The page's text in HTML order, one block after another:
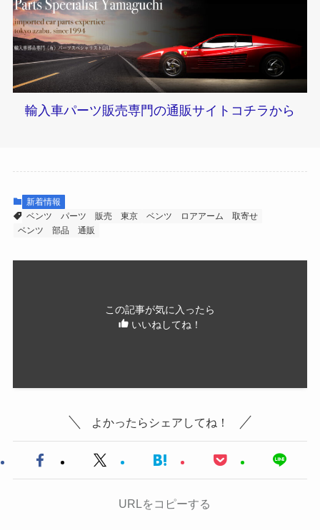
輸入車パーツ販売専門の通販サイトコチラから
新着情報
ベンツ パーツ 販売 東京
ベンツ ロアアーム 取寄せ
ベンツ 部品 通販
この記事が気に入ったら
いいねしてね！
よかったらシェアしてね！
URLをコピーする